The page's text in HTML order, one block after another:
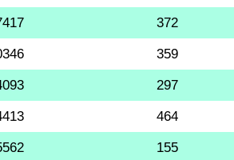
372
359
297
464
155